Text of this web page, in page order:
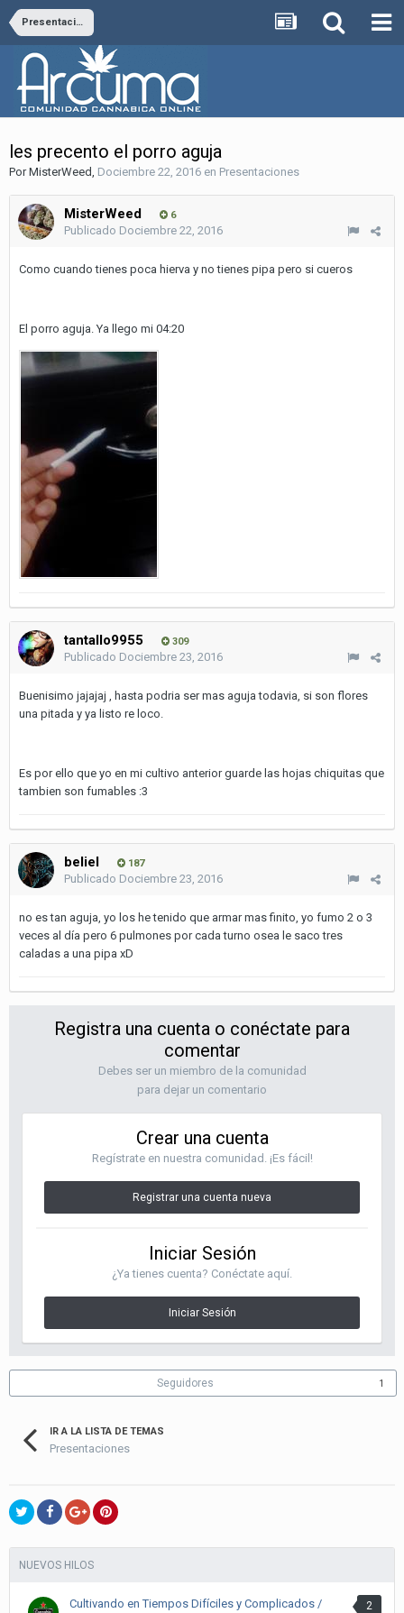
Presentaciones
les precento el porro aguja
PorMisterWeed, Dociembre 22, 2016 en Presentaciones
MisterWeed 6
Publicado Dociembre 22, 2016
Como cuando tienes poca hierva y no tienes pipa pero si cueros
El porro aguja. Ya llego mi 04:20
tantallo9955 309
Publicado Dociembre 23, 2016
Buenisimo jajajaj , hasta podria ser mas aguja todavia, si son flores
una pitada y ya listo re loco.
Es por ello que yo en mi cultivo anterior guarde las hojas chiquitas que
tambien son fumables :3
beliel 187
Publicado Dociembre 23, 2016
no es tan aguja, yo los he tenido que armar mas finito, yo fumo 2 o 3
veces al día pero 6 pulmones por cada turno osea le saco tres
caladas a una pipa xD
Registra una cuenta o conéctate para
comentar
Debes ser un miembro de la comunidad
para dejar un comentario
Crear una cuenta
Regístrate en nuestra comunidad. ¡Es fácil!
Registrar una cuenta nueva
Iniciar Sesión
¿Ya tienes cuenta? Conéctate aquí.
Iniciar Sesión
Seguidores 1
IR A LA LISTA DE TEMAS
Presentaciones
NUEVOS HILOS
2
Cultivando en Tiempos Difíciles y Complicados /